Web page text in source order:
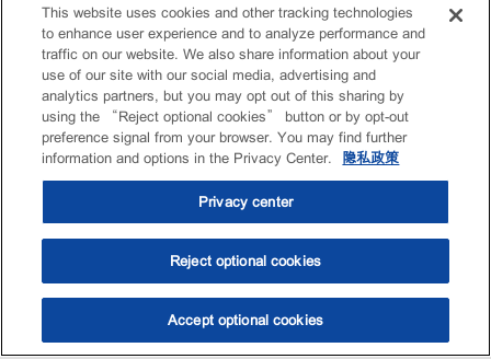
选油助手 查找门店
This website uses cookies and other tracking technologies
to enhance user experience and to analyze performance and
traffic on our website. We also share information about your
use of our site with our social media, advertising and
analytics partners, but you may opt out of this sharing by
using the “Reject optional cookies” button or by opt-out
preference signal from your browser. You may find further
information and options in the Privacy Center.
隐私政策
Privacy center
Reject optional cookies
Accept optional cookies